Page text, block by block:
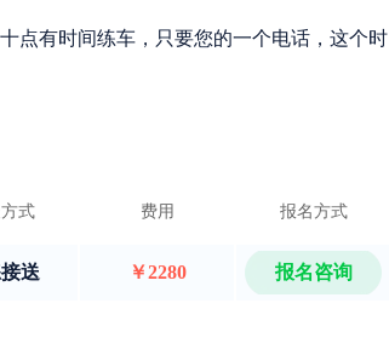
点有时间练车，只要您的一个电话，这个时
式 费用 报名方式
送 ￥2280 报名咨询